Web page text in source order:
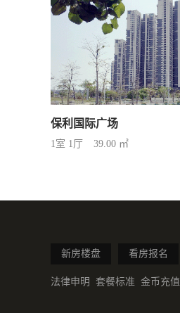
保利国际广场
1室 1厅 39.00 ㎡
新房楼盘 看房报名
法律申明 套餐标准 金币充值